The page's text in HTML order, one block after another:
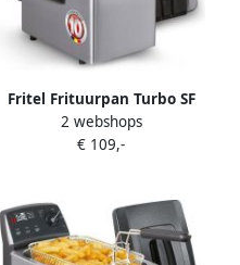
Fritel Frituurpan Turbo SF
4371 Frietketel met
Filterdeksel Friteuse voor
Kijkvenster 3200W 4L
2 webshops
€ 109,-